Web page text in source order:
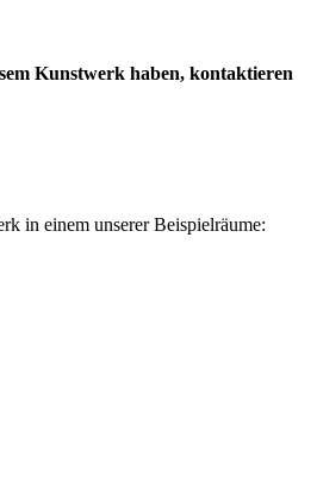
Kunstwerk haben, kontaktieren
in einem unserer Beispielräume: